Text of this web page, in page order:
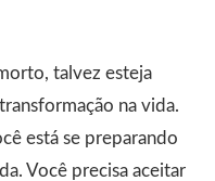
talvez esteja
na vida.
está se preparando
Você precisa aceitar